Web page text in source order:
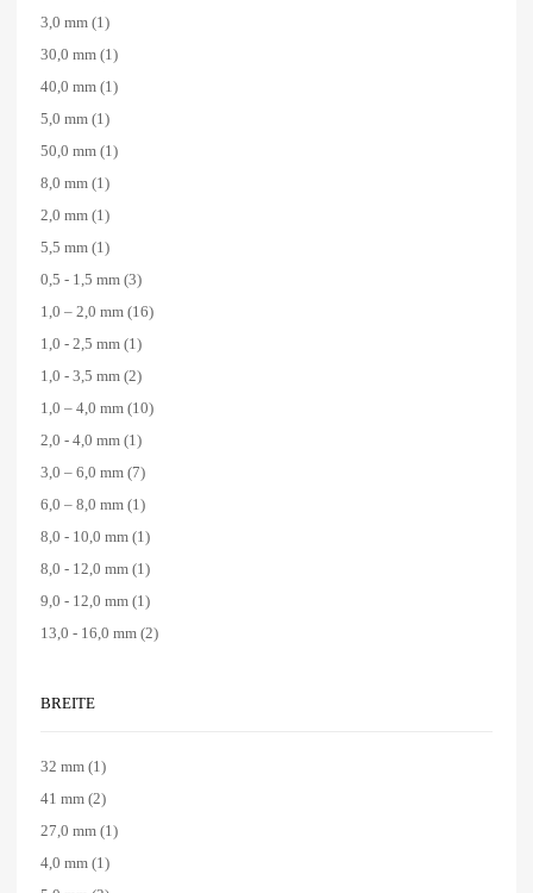
3,0 mm (1)
30,0 mm (1)
40,0 mm (1)
5,0 mm (1)
50,0 mm (1)
8,0 mm (1)
2,0 mm (1)
5,5 mm (1)
0,5 - 1,5 mm (3)
1,0 – 2,0 mm (16)
1,0 - 2,5 mm (1)
1,0 - 3,5 mm (2)
1,0 – 4,0 mm (10)
2,0 - 4,0 mm (1)
3,0 – 6,0 mm (7)
6,0 – 8,0 mm (1)
8,0 - 10,0 mm (1)
8,0 - 12,0 mm (1)
9,0 - 12,0 mm (1)
13,0 - 16,0 mm (2)
BREITE
32 mm (1)
41 mm (2)
27,0 mm (1)
4,0 mm (1)